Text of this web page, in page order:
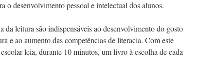
o desenvolvimento pessoal e intelectual dos alunos.
leitura são indispensáveis ao desenvolvimento do gosto
e ao aumento das competências de literacia. Com este
leia, durante 10 minutos, um livro à escolha de cada